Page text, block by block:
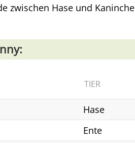
zwischen Hase und
TIER
Hase
Ente